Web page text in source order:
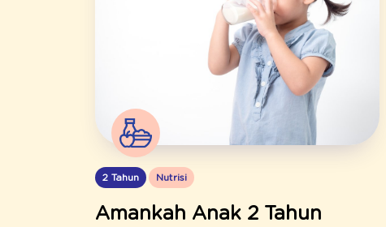
2 Tahun Nutrisi
Amankah Anak 2 Tahun